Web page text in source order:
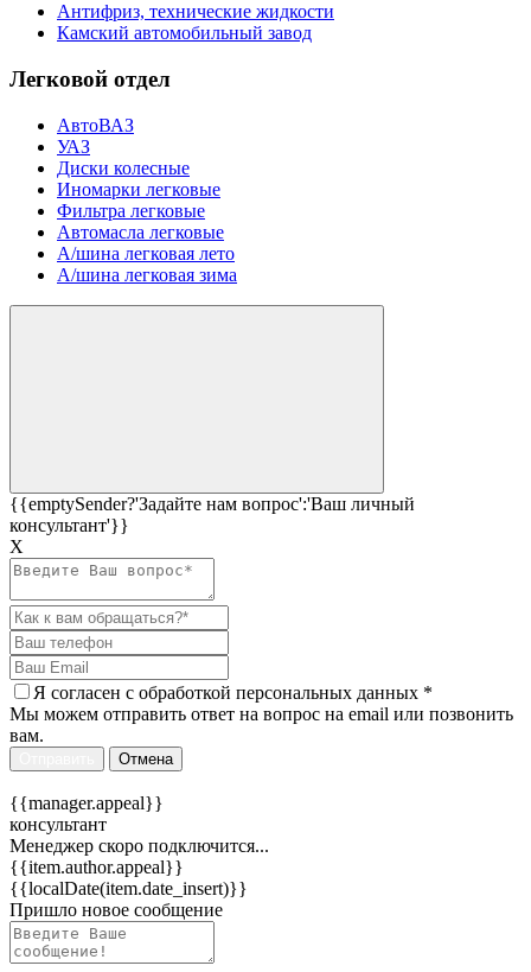
Антифриз, технические жидкости
Камский автомобильный завод
Легковой отдел
АвтоВАЗ
УАЗ
Диски колесные
Иномарки легковые
Фильтра легковые
Автомасла легковые
А/шина легковая лето
А/шина легковая зима
{{emptySender?'Задайте нам вопрос':'Ваш личный
консультант'}}
Х
Я согласен c обработкой персональных данных *
Мы можем отправить ответ на вопрос на email или позвонить
вам.
Отмена
{{manager.appeal}}
консультант
Менеджер скоро подключится...
{{item.author.appeal}}
{{localDate(item.date_insert)}}
Пришло новое сообщение